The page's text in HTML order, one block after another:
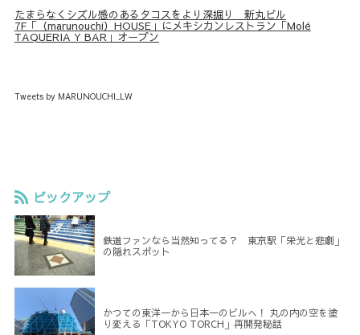
たまらなくシズル感のあるタコスをより深掘り 新丸ビル
7F「（marunouchi）HOUSE」にメキシカンレストラン「Molé
TAQUERIA Y BAR」オープン
Tweets by MARUNOUCHI_LW
ピックアップ
鉄道ファンなら当然知ってる？ 東京駅「栄光と悲劇」
の隠れスポット
かつての東洋一から日本一のビルへ！ 丸の内の空を塗
り変える「TOKYO TORCH」再開発秘話